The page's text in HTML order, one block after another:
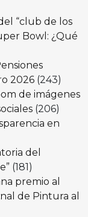
“club de los
Bowl: ¿Qué
2026 (243)
de imágenes
(206)
en
del
(181)
premio al
de Pintura al